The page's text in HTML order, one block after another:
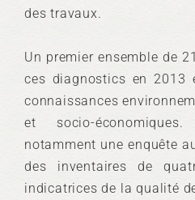
des travaux.
Un premier ensemble de
ces diagnostics en 2013
connaissances
et socio-
notamment une enquête
des inventaires de
indicatrices de la qualité